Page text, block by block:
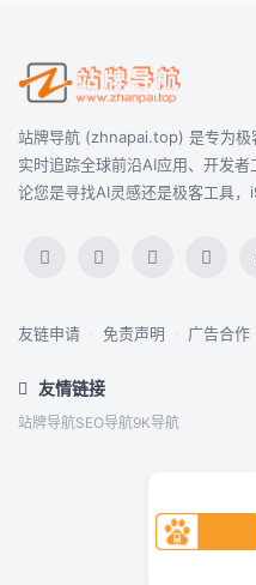
站牌导航 (zhnapai.top) 是专为极
实时追踪全球前沿AI应用、开发
论您是寻找AI灵感还是极客工具，
友链申请 · 免责声明 · 广告合作
友情链接
站牌导航SEO导航9K导航